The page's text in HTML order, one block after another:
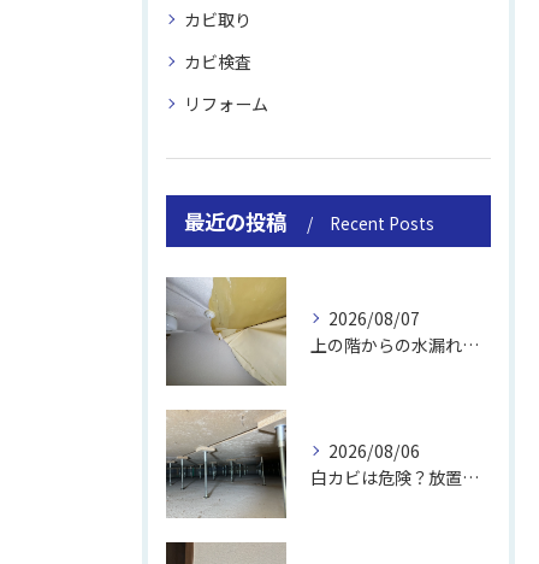
カビ取り
カビ検査
リフォーム
最近の投稿 Recent Posts
2026/08/07
上の階からの水漏れでカビ｜対処法と業者
2026/08/06
白カビは危険？放置のリスクと取り方